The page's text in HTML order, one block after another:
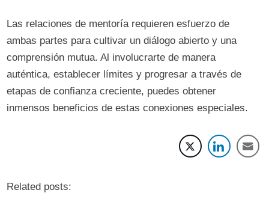
Las relaciones de mentoría requieren esfuerzo de
ambas partes para cultivar un diálogo abierto y una
comprensión mutua. Al involucrarte de manera
auténtica, establecer límites y progresar a través de
etapas de confianza creciente, puedes obtener
inmensos beneficios de estas conexiones especiales.
Related posts: